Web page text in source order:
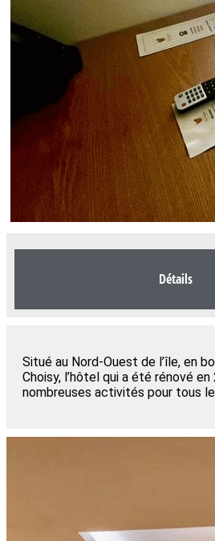
Détails
Situé au Nord-Ouest de l’île, en
Choisy, l’hôtel qui a été rénové
nombreuses activités pour tous